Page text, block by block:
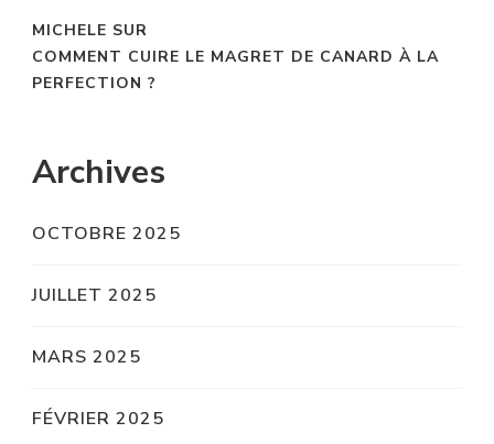
MICHELE SUR
COMMENT CUIRE LE MAGRET DE CANARD À LA
PERFECTION ?
Archives
OCTOBRE 2025
JUILLET 2025
MARS 2025
FÉVRIER 2025